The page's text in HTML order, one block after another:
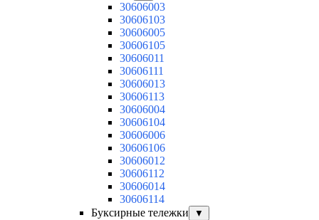
30606003
30606103
30606005
30606105
30606011
30606111
30606013
30606113
30606004
30606104
30606006
30606106
30606012
30606112
30606014
30606114
Буксирные тележки
▼